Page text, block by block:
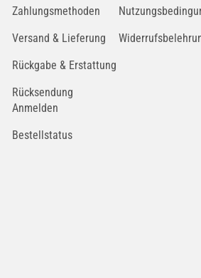
Zahlungsmethoden
Versand & Lieferung
Rückgabe & Erstattung
Rücksendung
Anmelden
Bestellstatus